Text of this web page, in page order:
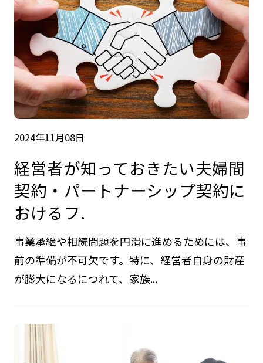
2024年11月08日
経営者が知っておきたい夫婦間
契約・パートナーシップ契約に
おけるフ.
事業承継や相続問題を円滑に進めるためには、事
前の準備が不可欠です。特に、経営者自身の財産
が膨大になるにつれて、家族...